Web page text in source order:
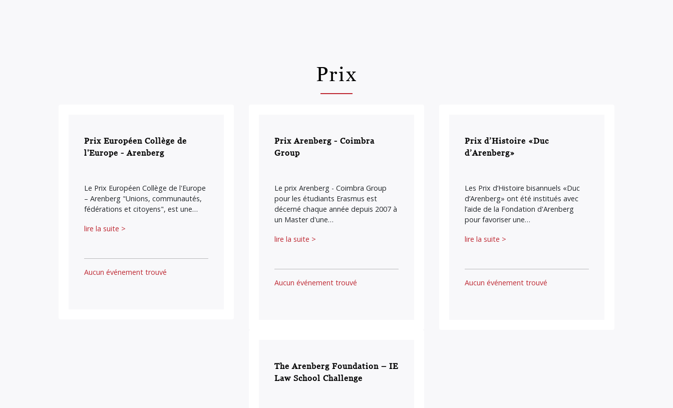
Prix
Prix Européen Collège de
l'Europe - Arenberg
Le Prix Européen Collège de l'Europe
– Arenberg "Unions, communautés,
fédérations et citoyens", est une…
lire la suite >
Aucun événement trouvé
Prix Arenberg - Coimbra
Group
Le prix Arenberg - Coimbra Group
pour les étudiants Erasmus est
décerné chaque année depuis 2007 à
un Master d'une…
lire la suite >
Aucun événement trouvé
Prix d’Histoire «Duc
d’Arenberg»
Les Prix d’Histoire bisannuels «Duc
d’Arenberg» ont été institués avec
l’aide de la Fondation d'Arenberg
pour favoriser une…
lire la suite >
Aucun événement trouvé
The Arenberg Foundation – IE
Law School Challenge